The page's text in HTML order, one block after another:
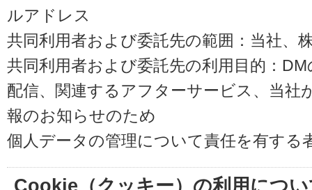
ルアドレス
共同利用者および委託先の範囲：当社、
共同利用者および委託先の利用目的：
配信、関連するアフターサービス、当社
報のお知らせのため
個人データの管理について責任を有する
Cookie（クッキー）の利用につ